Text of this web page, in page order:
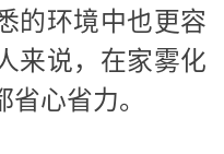
的环境中也更容
来说，在家雾化
心省力。